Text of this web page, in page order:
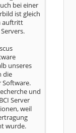
bei einer
ist gleich
auftritt
unseres
die
Software.
und
Server
weil
wurde.